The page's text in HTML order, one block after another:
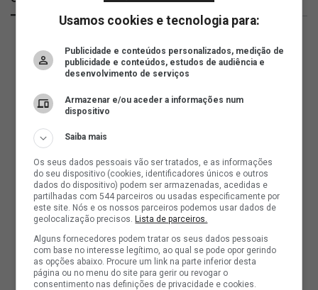
Usamos cookies e tecnologia para:
Publicidade e conteúdos personalizados, medição de
publicidade e conteúdos, estudos de audiência e
desenvolvimento de serviços
Armazenar e/ou aceder a informações num
dispositivo
Saiba mais
Os seus dados pessoais vão ser tratados, e as informações
do seu dispositivo (cookies, identificadores únicos e outros
dados do dispositivo) podem ser armazenadas, acedidas e
partilhadas com 544 parceiros ou usadas especificamente por
este site. Nós e os nossos parceiros podemos usar dados de
geolocalização precisos.Lista de parceiros.
Alguns fornecedores podem tratar os seus dados pessoais
com base no interesse legítimo, ao qual se pode opor gerindo
as opções abaixo. Procure um link na parte inferior desta
página ou no menu do site para gerir ou revogar o
consentimento nas definições de privacidade e cookies.